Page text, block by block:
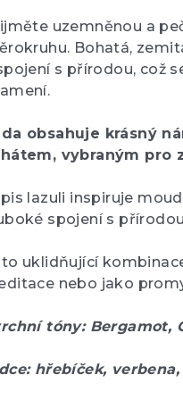
uzemněnou a
Bohatá,
s přírodou, což
obsahuje krásný
vybraným pro
lazuli inspiruje
spojení s
uklidňující
nebo jako
tóny: Bergamot,
hřebíček,